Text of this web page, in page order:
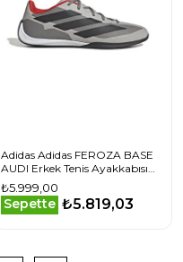
Adidas Adidas FEROZA BASE
AUDI Erkek Tenis Ayakkabısı
KJ6178 Krem
₺5.999,00
Sepette ₺5.819,03